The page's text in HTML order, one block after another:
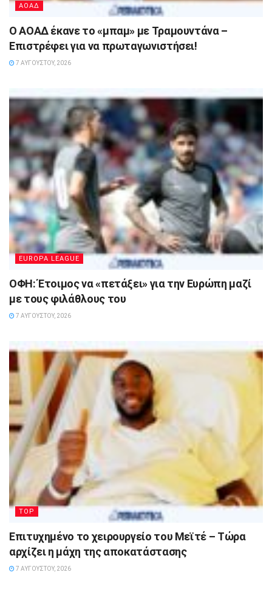
ΑΟΑΔ
Ο ΑΟΑΔ έκανε το «μπαμ» με Τραμουντάνα –
Επιστρέφει για να πρωταγωνιστήσει!
7 ΑΥΓΟΎΣΤΟΥ, 2026
EUROPA LEAGUE
ΟΦΗ: Έτοιμος να «πετάξει» για την Ευρώπη μαζί
με τους φιλάθλους του
7 ΑΥΓΟΎΣΤΟΥ, 2026
TOP
Επιτυχημένο το χειρουργείο του Μεϊτέ – Τώρα
αρχίζει η μάχη της αποκατάστασης
7 ΑΥΓΟΎΣΤΟΥ, 2026